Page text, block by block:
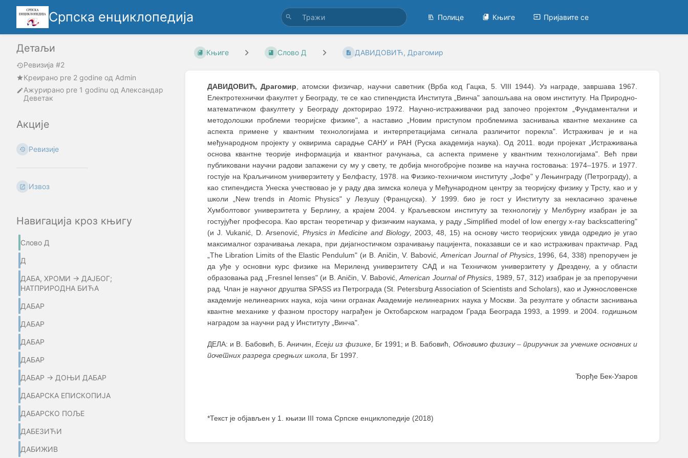
Српска енциклопедија Полице Књиге Пријавите се
Детаљи
Ревизија #2
Креирано pre 2 godine oд Admin
Ажурирано pre 1 godinu од Александар
Деветак
Акције
Ревизије
Извоз
Навигација кроз књигу
Слово Д
Д
ДАБА, ХРОМИ → ДАЈБОГ;
НАТПРИРОДНА БИЋА
ДАБАР
ДАБАР
ДАБАР
ДАБАР
ДАБАР → ДОЊИ ДАБАР
ДАБАРСКА ЕПИСКОПИЈА
ДАБАРСКО ПОЉЕ
ДАБЕЗИЋИ
ДАБИЖИВ
Књиге Слово Д ДАВИДОВИЋ, Драгомир
ДАВИДОВИЋ, Драгомир, атомски физичар, научни саветник (Врба код Гацка, 5. VIII 1944). Уз награде, завршава 1967.
Електротехнички факултет у Београду, те се као стипендиста Института „Винча" запошљава на овом институту. На Природно-
математичком факултету у Београду докторирао 1972. Научно-истраживачки рад започео пројектом „Фундаментални и
методолошки проблеми теоријске физике", а наставио „Новим приступом проблемима заснивања квантне механике са
аспекта примене у квантним технологијама и интерпретацијама сигнала различитог порекла". Истраживач је и на
међународном пројекту у оквирима сарадње САНУ и РАН (Руска академија наука). Од 2011. води пројекат „Истраживања
основа квантне теорије информација и квантног рачунања, са аспекта примене у квантним технологијама". Већ први
публиковани научни радови запажени су му у свету, те добија многобројне позиве на научна гостовања: 1974–1975. и 1977.
гостује на Краљичином универзитету у Белфасту, 1978. на Физико-техничком институту „Јофе" у Лењинграду (Петрограду), а
као стипендиста Унеска учествовао је у раду два зимска колеџа у Међународном центру за теоријску физику у Трсту, као и у
школи „New trends in Atomic Physics" у Лезушу (Француска). У 1999. био је гост у Институту за некласично зрачење
Хумболтовог универзитета у Берлину, а крајем 2004. у Краљевском институту за технологију у Мелбурну изабран је за
гостујућег професора. Као врстан теоретичар у физичким наукама, у раду „Simplified model of low energy x-ray backscattering"
(и J. Vukanić, D. Arsenović, Physics in Medicine and Biology, 2003, 48, 15) на основу чисто теоријских увида одредио је угао
максималног озрачивања лекара, при дијагностичком озрачивaњу пацијента, показавши се и као истраживач практичар. Рад
„The Libration Limits of the Elastic Pendulum" (и B. Aničin, V. Babović,American Journal of Physics, 1996, 64, 338) препоручен је
да уђе у основни курс физике на Мериленд универзитету САД и на Техничком универзитету у Дрездену, а у области
образовања рад „Fresnel lenses" (и B. Aničin, V. Babović,American Journal of Physics, 1989, 57, 312) изабран је за препоручени
рад. Члан је научног друштва SPASS из Петрограда (St. Petersburg Association of Scientists and Scholars), као и Јужнословенске
академије нелинеарних наука, која чини огранак Академије нелинеарних наука у Москви. За резултате у области заснивања
квантне механике у фазном простору награђен је Октобарском наградом Града Београда 1993, а 1999. и 2004. годишњом
наградом за научни рад у Институту „Винча".
ДЕЛА: и В. Бабовић, Б. Аничин,Есеји из физике, Бг 1991; и В. Бабовић, Обновимо физику– приручник за ученике основних и
почетних разреда средњих школа , Бг 1997.
Ђорђе Бек-Узаров
*Текст је објављен у 1. књизи III тома Српске енциклопедије (2018)